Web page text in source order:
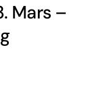
Mars –